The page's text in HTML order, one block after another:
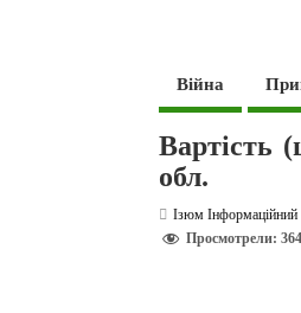
Війна
Вартість
обл.
Ізюм Інформаційний
Просмотрели: 364